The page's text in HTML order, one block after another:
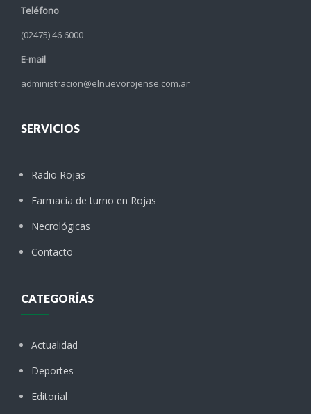
Teléfono
(02475) 46 6000
E-mail
administracion@elnuevorojense.com.ar
SERVICIOS
Radio Rojas
Farmacia de turno en Rojas
Necrológicas
Contacto
CATEGORÍAS
Actualidad
Deportes
Editorial